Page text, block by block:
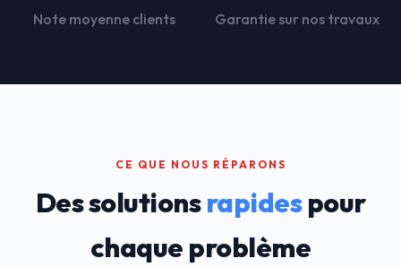
Note moyenne clients Garantie sur nos travaux
CE QUE NOUS RÉPARONS
Des solutionsrapidespour
chaque problème